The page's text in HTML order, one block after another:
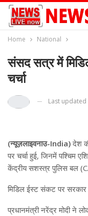
Home National
संसद सत्र में
चर्चा
Last updated
(न्यूज़लाइवनाउ-India)देश
पर चर्चा हुई, जिनमें पश्चिम
केंद्रीय सशस्त्र पुलिस बल
मिडिल ईस्ट संकट पर
प्रधानमंत्री नरेंद्र मोदी ने